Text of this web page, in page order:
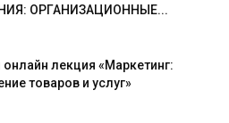
ОРГАНИЗАЦИОННЫЕ...
лекция «Маркетинг:
товаров и услуг»